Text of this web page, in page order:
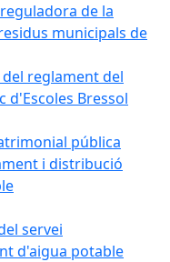
de la
municipals de
reglament del
d'Escoles Bressol
pública
i distribució
servei
d'aigua potable